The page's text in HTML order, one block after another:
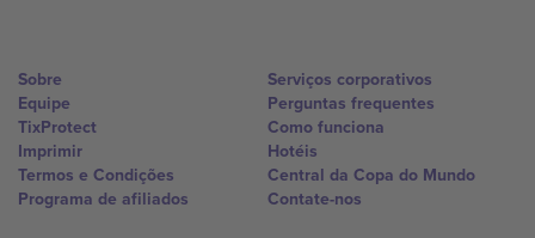
Sobre
Equipe
TixProtect
Imprimir
Termos e Condições
Programa de afiliados
Serviços corporativos
Perguntas frequentes
Como funciona
Hotéis
Central da Copa do Mundo
Contate-nos